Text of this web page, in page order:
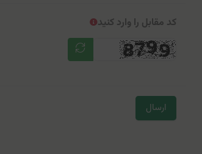
کد مقابل را وارد کنید
ارسال